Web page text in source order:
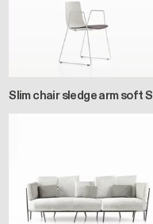
Slim chair sledge arm soft S